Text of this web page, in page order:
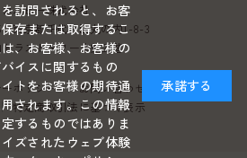
カルビー株式会社
東京都千代田区丸の内1-8-3
ラストタワー本館22階
ポリシー
お問い合わせ
特定商取引法に基づく表示
訪問されると、お客
存または取得するこ
、お客様、お客様の
イスに関するもの
トをお客様の期待通
されます。この情報
するものではありま
ズされたウェブ体験
承諾する